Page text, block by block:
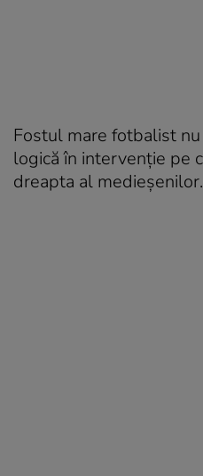
Fostul mare fotbalist
logică în intervenție pe
dreapta al medieșenilor.